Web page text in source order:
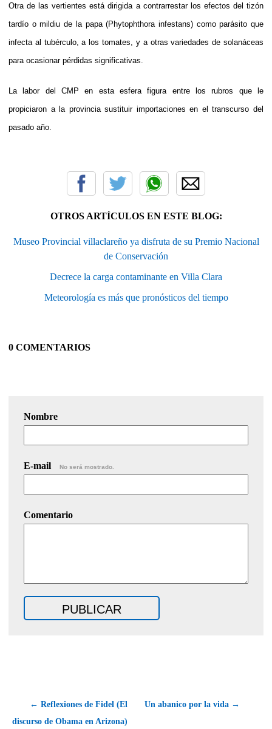
Otra de las vertientes está dirigida a contrarrestar los efectos del tizón
tardío o mildiu de la papa (Phytophthora infestans) como parásito que
infecta al tubérculo, a los tomates, y a otras variedades de solanáceas
para ocasionar pérdidas significativas.
La labor del CMP en esta esfera figura entre los rubros que le
propiciaron a la provincia sustituir importaciones en el transcurso del
pasado año.
OTROS ARTÍCULOS EN ESTE BLOG:
Museo Provincial villaclareño ya disfruta de su Premio Nacional
de Conservación
Decrece la carga contaminante en Villa Clara
Meteorología es más que pronósticos del tiempo
0 COMENTARIOS
Nombre
E-mail No será mostrado.
Comentario
← Reflexiones de Fidel (El
discurso de Obama en Arizona)
Un abanico por la vida →